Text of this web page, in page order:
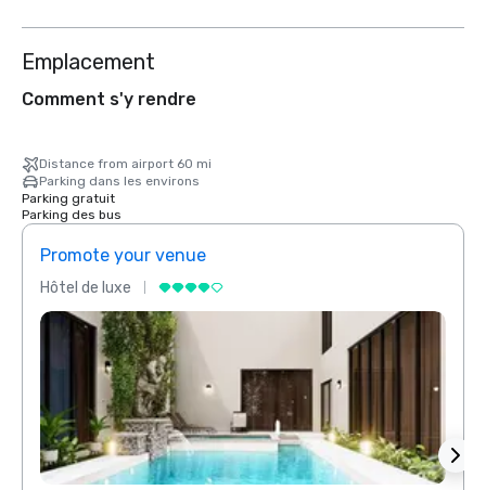
Emplacement
Comment s'y rendre
Distance from airport 60 mi
Parking dans les environs
Parking gratuit
Parking des bus
Promote your venue
Hôtel de luxe